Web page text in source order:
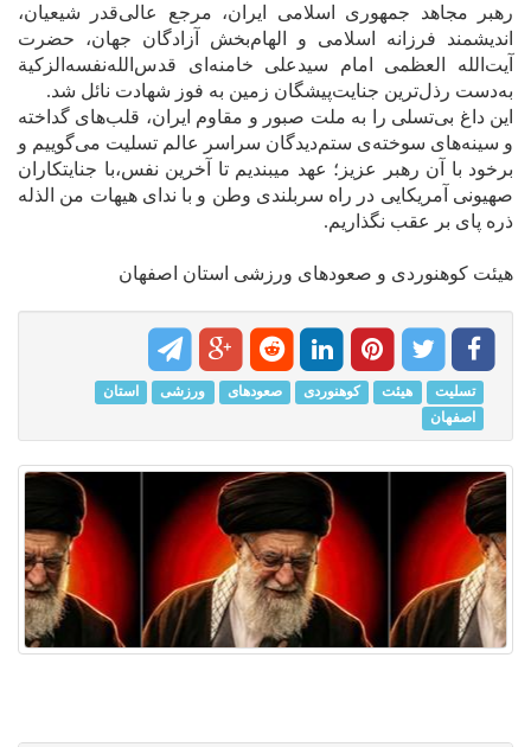
رهبر مجاهد جمهوری اسلامی ایران، مرجع عالی‌قدر شیعیان،
اندیشمند فرزانه اسلامی و الهام‌بخش آزادگان جهان، حضرت
آیت‌الله العظمی امام سیدعلی خامنه‌ای قدس‌الله‌نفسه‌الزکیة
به‌دست رذل‌ترین جنایت‌پیشگان زمین به فوز شهادت نائل شد.
این داغ بی‌تسلی را به ملت صبور و مقاوم ایران، قلب‌های گداخته
و سینه‌های سوخته‌ی ستم‌دیدگان سراسر عالم تسلیت می‌گوییم و
برخود با آن رهبر عزیز؛ عهد میبندیم تا آخرین نفس،با جنایتکاران
صهیونی آمریکایی در راه سربلندی وطن و با ندای هیهات من الذله
ذره پای بر عقب نگذاریم.
هیئت کوهنوردی و صعودهای ورزشی استان اصفهان
تسلیت هیئت کوهنوردی صعودهای ورزشی
استان
اصفهان